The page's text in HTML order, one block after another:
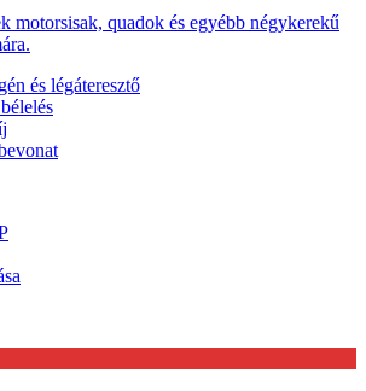
motorsisak, quadok és egyébb négykerekű
és légáteresztő